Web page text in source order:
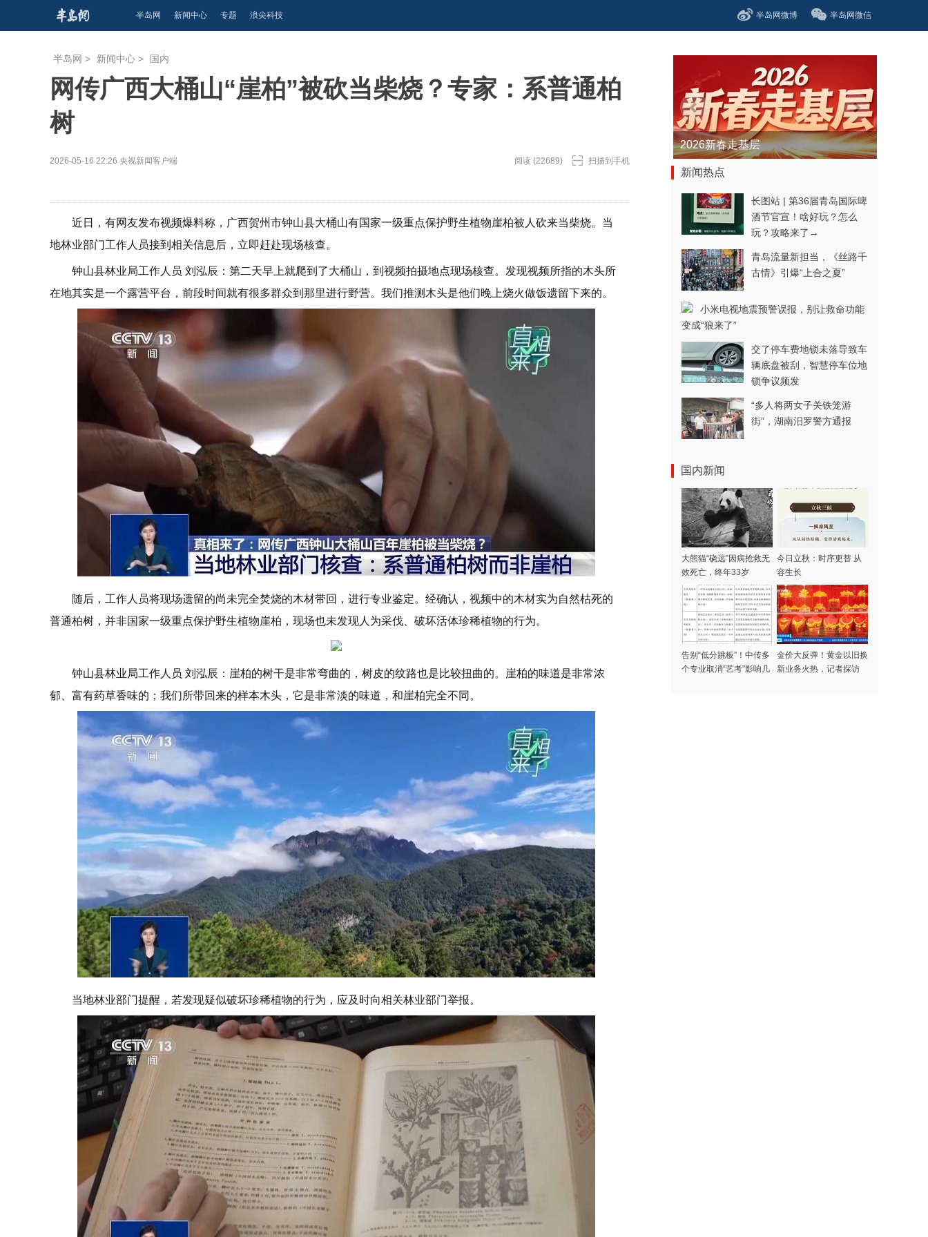
半岛网 新闻中心 专题 浪尖科技 半岛网微博 半岛网微信
半岛网 > 新闻中心 > 国内
网传广西大桶山“崖柏”被砍当柴烧？专家：系普通柏
树
2026-05-16 22:26 央视新闻客户端 阅读 (22689) 扫描到手机
近日，有网友发布视频爆料称，广西贺州市钟山县大桶山有国家一级重点保护野生植物崖柏被人砍来当柴烧。当
地林业部门工作人员接到相关信息后，立即赶赴现场核查。
钟山县林业局工作人员 刘泓辰：第二天早上就爬到了大桶山，到视频拍摄地点现场核查。发现视频所指的木头所
在地其实是一个露营平台，前段时间就有很多群众到那里进行野营。我们推测木头是他们晚上烧火做饭遗留下来的。
随后，工作人员将现场遗留的尚未完全焚烧的木材带回，进行专业鉴定。经确认，视频中的木材实为自然枯死的
普通柏树，并非国家一级重点保护野生植物崖柏，现场也未发现人为采伐、破坏活体珍稀植物的行为。
钟山县林业局工作人员 刘泓辰：崖柏的树干是非常弯曲的，树皮的纹路也是比较扭曲的。崖柏的味道是非常浓
郁、富有药草香味的；我们所带回来的样本木头，它是非常淡的味道，和崖柏完全不同。
当地林业部门提醒，若发现疑似破坏珍稀植物的行为，应及时向相关林业部门举报。
青春逐梦正当时——聚焦2026年中...
新闻热点
长图站 | 第36届青岛国际啤
酒节官宣！啥好玩？怎么
玩？攻略来了→
青岛流量新担当，《丝路千
古情》引爆“上合之夏”
小米电视地震预警误报，别让救命功能
变成“狼来了”
交了停车费地锁未落导致车
辆底盘被刮，智慧停车位地
锁争议频发
“多人将两女子关铁笼游
街”，湖南汨罗警方通报
国内新闻
大熊猫“硗远”因病抢救无
效死亡，终年33岁
今日立秋：时序更替 从
容生长
告别“低分跳板”！中传多
个专业取消“艺考”影响几
金价大反弹！黄金以旧换
新业务火热，记者探访